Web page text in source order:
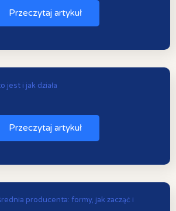
Przeczytaj artykuł
Przeczytaj artykuł